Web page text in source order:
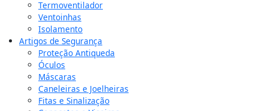
Termoventilador
Ventoinhas
Isolamento
Artigos de Segurança
Proteção Antiqueda
Óculos
Máscaras
Caneleiras e Joelheiras
Fitas e Sinalização